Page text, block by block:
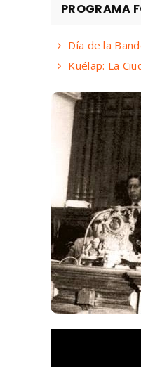
PROGRAMA
Día de la
Kuélap: La